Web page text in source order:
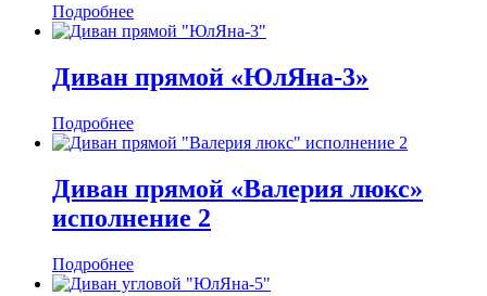
Подробнее
Диван прямой «ЮлЯна-3»
Подробнее
Диван прямой «Валерия люкс»
исполнение 2
Подробнее